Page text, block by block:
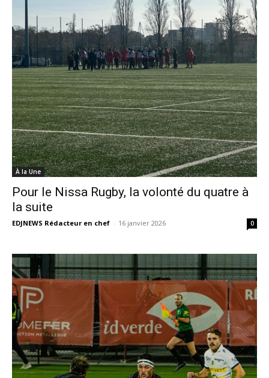
À la Une
Pour le Nissa Rugby, la volonté du quatre à
la suite
EDJNEWS Rédacteur en chef - 16 janvier 2026 0